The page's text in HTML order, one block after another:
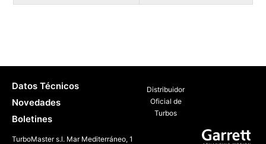
Distribuidor
Oficial de
Turbos
Datos Técnicos
Novedades
Boletines
TurboMaster s.l. Mar Mediterráneo, 1